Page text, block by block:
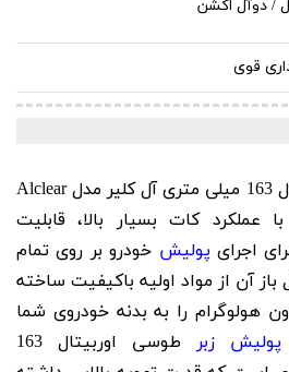
/ دوآل اکشن
قوی
Alclear
Hard Gray با عملکرد کات بسیار بالا، قابلیت
اجرای پولیش خودرو بر روی تمام
باز آن از مواد اولیه باکیفیت ساخته
هولوگرام را به بدنه خودروی شما
زبر
طوسی اوربيتال 163